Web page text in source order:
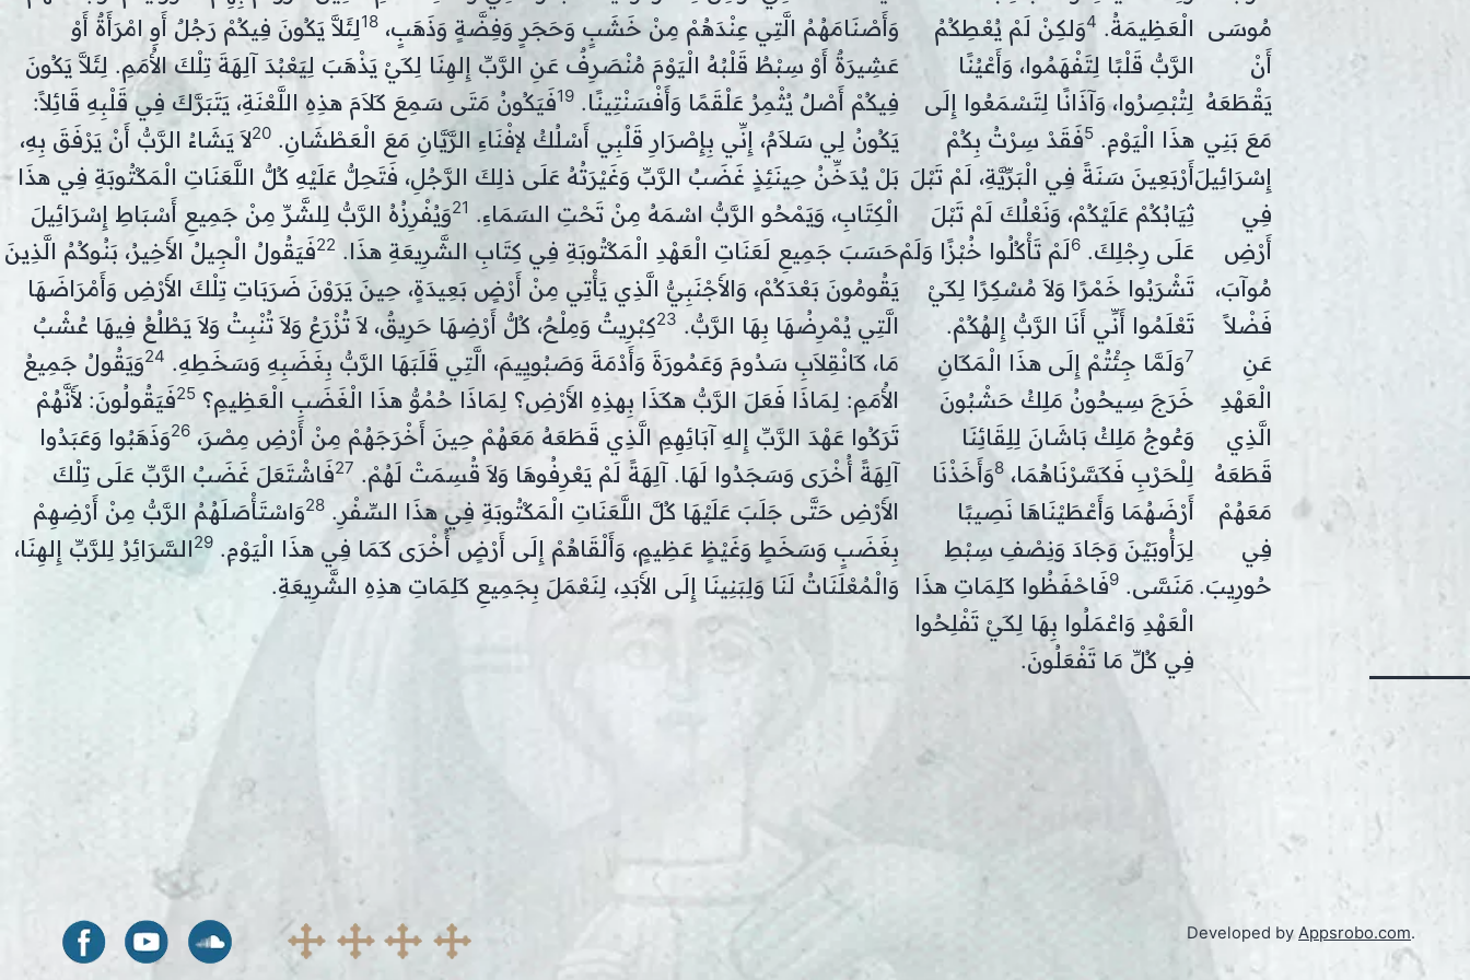
مُوسَى
أَنْ
يَقْطَعَهُ
مَعَ بَنِي
إِسْرَائِيلَ
فِي
أَرْضِ
مُوآبَ،
فَضْلاً
عَنِ
الْعَهْدِ
الَّذِي
قَطَعَهُ
مَعَهُمْ
فِي
حُورِيبَ.
الْعَظِيمَةُ. 4وَلكِنْ لَمْ يُعْطِكُمُ
الرَّبُّ قَلْبًا لِتَفْهَمُوا، وَأَعْيُنًا
لِتُبْصِرُوا، وَآذَانًا لِتَسْمَعُوا إِلَى
هذَا الْيَوْمِ. 5فَقَدْ سِرْتُ بِكُمْ
أَرْبَعِينَ سَنَةً فِي الْبَرِّيَّةِ، لَمْ تَبْلَ
ثِيَابُكُمْ عَلَيْكُمْ، وَنَعْلُكَ لَمْ تَبْلَ
عَلَى رِجْلِكَ. 6لَمْ تَأْكُلُوا خُبْزًا وَلَمْ
تَشْرَبُوا خَمْرًا وَلاَ مُسْكِرًا لِكَيْ
تَعْلَمُوا أَنِّي أَنَا الرَّبُّ إِلهُكُمْ.
7وَلَمَّا جِئْتُمْ إِلَى هذَا الْمَكَانِ
خَرَجَ سِيحُونُ مَلِكُ حَشْبُونَ
وَعُوجُ مَلِكُ بَاشَانَ لِلِقَائِنَا
لِلْحَرْبِ فَكَسَّرْنَاهُمَا،8وَأَخَذْنَا
أَرْضَهُمَا وَأَعْطَيْنَاهَا نَصِيبًا
لِرَأُوبَيْنَ وَجَادَ وَنِصْفِ سِبْطِ
مَنَسَّى. 9فَاحْفَظُوا كَلِمَاتِ هذَا
الْعَهْدِ وَاعْمَلُوا بِهَا لِكَيْ تَفْلِحُوا
فِي كُلِّ مَا تَفْعَلُونَ.
وَأَصْنَامَهُمُ الَّتِي عِنْدَهُمْ مِنْ خَشَبٍ وَحَجَرٍ وَفِضَّةٍ وَذَهَبٍ،18لِئَلاَّ يَكُونَ فِيكُمْ رَجُلٌ أَوِ امْرَأَةٌ أَوْ
عَشِيرَةٌ أَوْ سِبْطٌ قَلْبُهُ الْيَوْمَ مُنْصَرِفٌ عَنِ الرَّبِّ إِلهِنَا لِكَيْ يَذْهَبَ لِيَعْبُدَ آلِهَةَ تِلْكَ الأُمَمِ. لِئَلاَّ يَكُونَ
فِيكُمْ أَصْلٌ يُثْمِرُ عَلْقَمًا وَأَفْسَنْتِينًا.19فَيَكُونُ مَتَى سَمِعَ كَلاَمَ هذِهِ اللَّعْنَةِ، يَتَبَرَّكَ فِي قَلْبِهِ قَائِلاً:
يَكُونُ لِي سَلاَمٌ، إِنِّي بِإِصْرَارِ قَلْبِي أَسْلُكُ لإفْنَاءِ الرَّيَّانِ مَعَ الْعَطْشَانِ.20لاَ يَشَاءُ الرَّبُّ أَنْ يَرْفَقَ بِهِ،
بَلْ يُدَخِّنُ حِينَئِذٍ غَضَبُ الرَّبِّ وَغَيْرَتُهُ عَلَى ذلِكَ الرَّجُلِ، فَتَحِلُّ عَلَيْهِ كُلُّ اللَّعَنَاتِ الْمَكْتُوبَةِ فِي هذَا
الْكِتَابِ، وَيَمْحُو الرَّبُّ اسْمَهُ مِنْ تَحْتِ السَمَاءِ. 21وَيُفْرِزُهُ الرَّبُّ لِلشَّرِّ مِنْ جَمِيعِ أَسْبَاطِ إِسْرَائِيلَ
حَسَبَ جَمِيعِ لَعَنَاتِ الْعَهْدِ الْمَكْتُوبَةِ فِي كِتَابِ الشَّرِيعَةِ هذَا. 22فَيَقُولُ الْجِيلُ الأَخِيرُ، بَنُوكُمُ الَّذِينَ
يَقُومُونَ بَعْدَكُمْ، وَالأَجْنَبِيُّ الَّذِي يَأْتِي مِنْ أَرْضٍ بَعِيدَةٍ، حِينَ يَرَوْنَ ضَرَبَاتِ تِلْكَ الأَرْضِ وَأَمْرَاضَهَا
الَّتِي يُمْرِضُهَا بِهَا الرَّبُّ. 23كِبْرِيتٌ وَمِلْحٌ، كُلُّ أَرْضِهَا حَرِيقٌ، لاَ تُزْرَعُ وَلاَ تُنْبِتُ وَلاَ يَطْلُعُ فِيهَا عُشْبٌ
مَا، كَانْقِلاَبِ سَدُومَ وَعَمُورَةَ وَأَدْمَةَ وَصَبُويِيمَ، الَّتِي قَلَبَهَا الرَّبُّ بِغَضَبِهِ وَسَخَطِهِ. 24وَيَقُولُ جَمِيعُ
الأُمَمِ: لِمَاذَا فَعَلَ الرَّبُّ هكَذَا بِهذِهِ الأَرْضِ؟ لِمَاذَا حُمُوُّ هذَا الْغَضَبِ الْعَظِيمِ؟25فَيَقُولُونَ: لأَنَّهُمْ
تَرَكُوا عَهْدَ الرَّبِّ إِلهِ آبَائِهِمِ الَّذِي قَطَعَهُ مَعَهُمْ حِينَ أَخْرَجَهُمْ مِنْ أَرْضِ مِصْرَ،26وَذَهَبُوا وَعَبَدُوا
آلِهَةً أُخْرَى وَسَجَدُوا لَهَا. آلِهَةً لَمْ يَعْرِفُوهَا وَلاَ قُسِمَتْ لَهُمْ. 27فَاشْتَعَلَ غَضَبُ الرَّبِّ عَلَى تِلْكَ
الأَرْضِ حَتَّى جَلَبَ عَلَيْهَا كُلَّ اللَّعَنَاتِ الْمَكْتُوبَةِ فِي هذَا السِّفْرِ.28وَاسْتَأْصَلَهُمُ الرَّبُّ مِنْ أَرْضِهِمْ
بِغَضَبٍ وَسَخَطٍ وَغَيْظٍ عَظِيمٍ، وَأَلْقَاهُمْ إِلَى أَرْضٍ أُخْرَى كَمَا فِي هذَا الْيَوْمِ.29السَّرَائِرُ لِلرَّبِّ إِلهِنَا،
وَالْمُعْلَنَاتُ لَنَا وَلِبَنِينَا إِلَى الأَبَدِ، لِنَعْمَلَ بِجَمِيعِ كَلِمَاتِ هذِهِ الشَّرِيعَةِ.
Developed by Appsrobo.com.